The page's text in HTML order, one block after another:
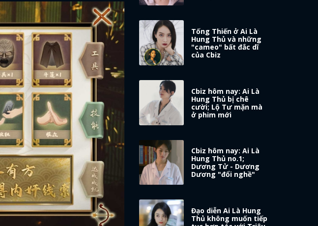
Tống Thiến ở Ai Là
Hung Thủ và những
"cameo" bất đắc dĩ
của Cbiz
Cbiz hôm nay: Ai Là
Hung Thủ bị chê
cười; Lộ Tư mặn mà
ở phim mới
Cbiz hôm nay: Ai Là
Hung Thủ no.1;
Dương Tử - Dương
Dương "đổi nghề"
Đạo diễn Ai Là Hung
Thủ không muốn tiếp